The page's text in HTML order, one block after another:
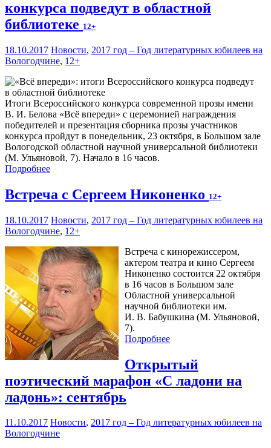
конкурса подведут в областной
библиотеке 12+
18.10.2017 Новости, 2017 год – Год литературных юбилеев на
Вологодчине, 12+
Итоги Всероссийского конкурса современной прозы имени
В. И. Белова «Всё впереди» с церемонией награждения
победителей и презентация сборника прозы участников
конкурса пройдут в понедельник, 23 октября, в Большом зале
Вологодской областной научной универсальной библиотеки
(М. Ульяновой, 7). Начало в 16 часов.
Подробнее
Встреча с Сергеем Никоненко 12+
18.10.2017 Новости, 2017 год – Год литературных юбилеев на
Вологодчине, 12+
Встреча с кинорежиссером,
актером театра и кино Сергеем
Никоненко состоится 22 октября
в 16 часов в Большом зале
Областной универсальной
научной библиотеки им.
И. В. Бабушкина (М. Ульяновой,
7).
Подробнее
Открытый
поэтический марафон «С ладони на
ладонь»: сентябрь
11.10.2017 Новости, 2017 год – Год литературных юбилеев на
Вологодчине